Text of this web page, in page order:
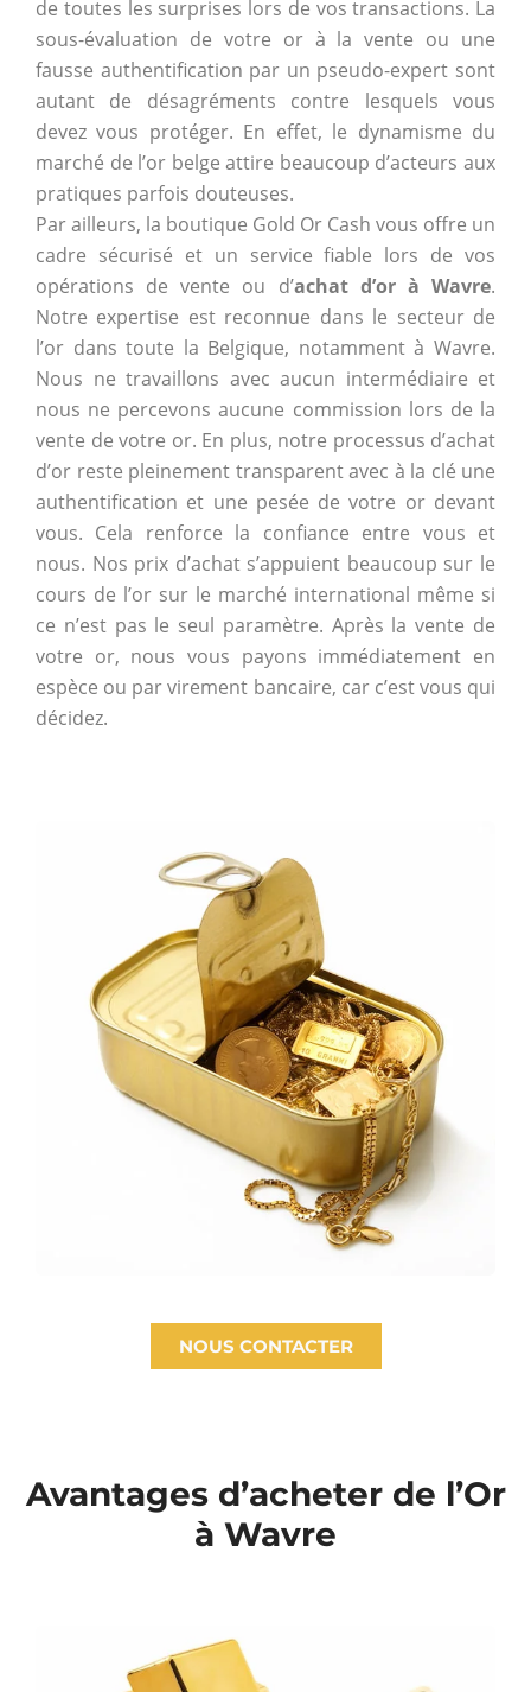
de toutes les surprises lors de vos transactions. La
sous-évaluation de votre or à la vente ou une
fausse authentification par un pseudo-expert sont
autant de désagréments contre lesquels vous
devez vous protéger. En effet, le dynamisme du
marché de l’or belge attire beaucoup d’acteurs aux
pratiques parfois douteuses.
Par ailleurs, la boutique Gold Or Cash vous offre un
cadre sécurisé et un service fiable lors de vos
opérations de vente ou d’achat d’or à Wavre.
Notre expertise est reconnue dans le secteur de
l’or dans toute la Belgique, notamment à Wavre.
Nous ne travaillons avec aucun intermédiaire et
nous ne percevons aucune commission lors de la
vente de votre or. En plus, notre processus d’achat
d’or reste pleinement transparent avec à la clé une
authentification et une pesée de votre or devant
vous. Cela renforce la confiance entre vous et
nous. Nos prix d’achat s’appuient beaucoup sur le
cours de l’or sur le marché international même si
ce n’est pas le seul paramètre. Après la vente de
votre or, nous vous payons immédiatement en
espèce ou par virement bancaire, car c’est vous qui
décidez.
NOUS CONTACTER
Avantages d’acheter de l’Or
à Wavre